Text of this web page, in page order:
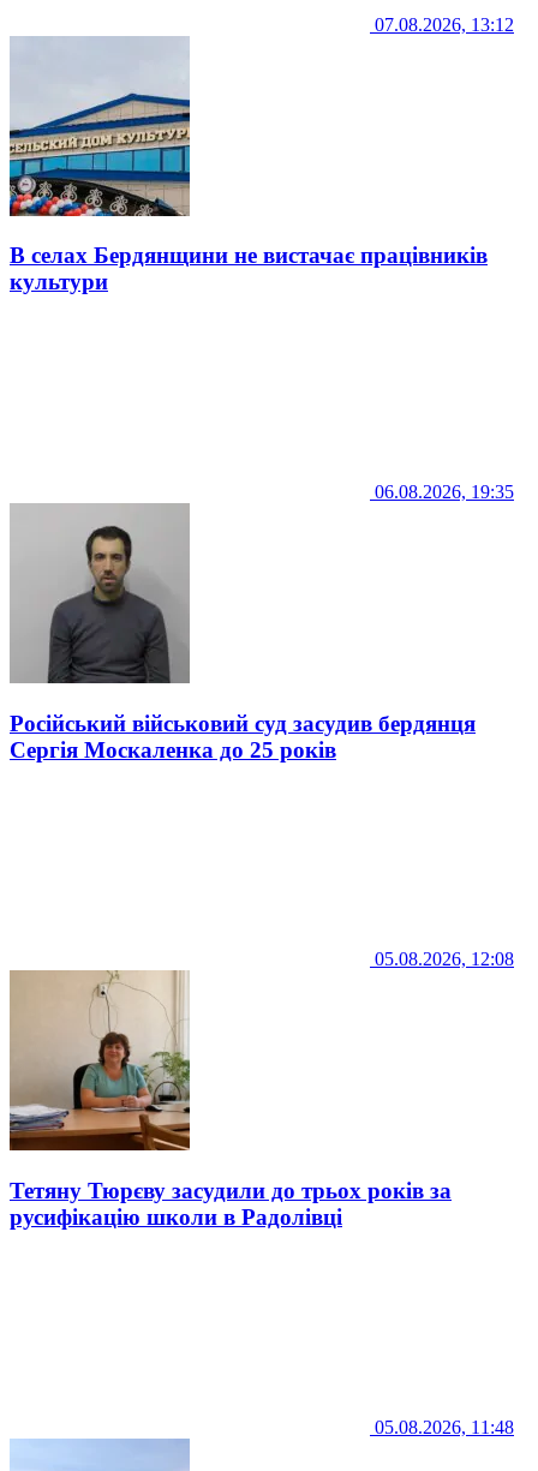
07.08.2026, 13:12
В селах Бердянщини не вистачає працівників
культури
06.08.2026, 19:35
Російський військовий суд засудив бердянця
Сергія Москаленка до 25 років
05.08.2026, 12:08
Тетяну Тюрєву засудили до трьох років за
русифікацію школи в Радолівці
05.08.2026, 11:48